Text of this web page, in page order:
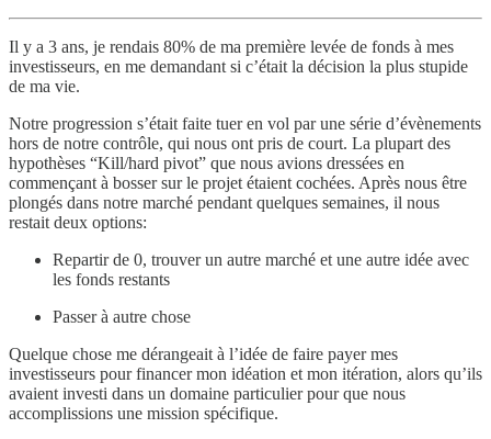
Il y a 3 ans, je rendais 80% de ma première levée de fonds à mes
investisseurs, en me demandant si c’était la décision la plus stupide
de ma vie.
Notre progression s’était faite tuer en vol par une série d’évènements
hors de notre contrôle, qui nous ont pris de court. La plupart des
hypothèses “Kill/hard pivot” que nous avions dressées en
commençant à bosser sur le projet étaient cochées. Après nous être
plongés dans notre marché pendant quelques semaines, il nous
restait deux options:
Repartir de 0, trouver un autre marché et une autre idée avec
les fonds restants
Passer à autre chose
Quelque chose me dérangeait à l’idée de faire payer mes
investisseurs pour financer mon idéation et mon itération, alors qu’ils
avaient investi dans un domaine particulier pour que nous
accomplissions une mission spécifique.